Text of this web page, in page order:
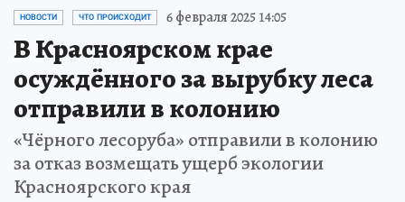
НОВОСТИ ЧТО ПРОИСХОДИТ 6 февраля 2025 14:05
В Красноярском крае
осуждённого за вырубку леса
отправили в колонию
«Чёрного лесоруба» отправили в колонию
за отказ возмещать ущерб экологии
Красноярского края